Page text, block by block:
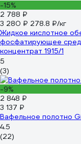
-15%
2 788 ₽
3 280 ₽ 278.8 ₽/кг
Жидкое кислотное
фосфатирующее
концентрат 1915/1
5
(3)
-9%
2 848 ₽
3 137 ₽
Вафельное полотно
4.5
(22)